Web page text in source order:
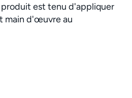
est tenu d'appliquer
main d'œuvre au